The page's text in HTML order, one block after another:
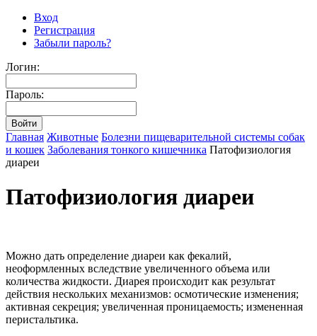
Вход
Регистрация
Забыли пароль?
Логин:
Пароль:
Главная Животные Болезни пищеварительной системы собак
и кошек Заболевания тонкого кишечника Патофизиология
диареи
Патофизиология диареи
Можно дать определение диареи как фекалий,
неоформленных вследствие увеличенного объема или
количества жидкости. Диарея происходит как результат
действия нескольких механизмов: осмотические изменения;
активная секреция; увеличенная проницаемость; измененная
перистальтика.